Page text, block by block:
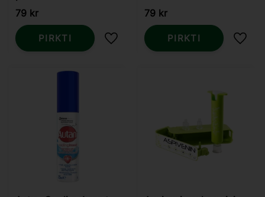
79 kr
Pridėti į mėgstamiausius
PIRKTI
79 kr
PIRKTI